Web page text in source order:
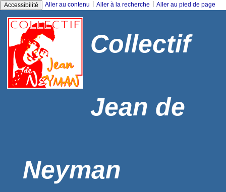
Accessibilité Aller au contenu Aller à la recherche Aller au pied de page
Collectif
Jean de
Neyman